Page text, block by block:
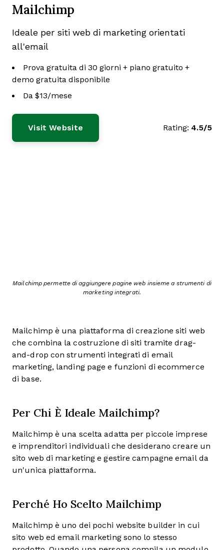
Mailchimp
Ideale per siti web di marketing orientati
all'email
Prova gratuita di 30 giorni + piano gratuito +
demo gratuita disponibile
Da $13/mese
Visit Website Rating: 4.5/5
Mailchimp permette di aggiungere pagine web insieme a strumenti di
marketing integrati.
Mailchimp è una piattaforma di creazione siti web
che combina la costruzione di siti tramite drag-
and-drop con strumenti integrati di email
marketing, landing page e funzioni di ecommerce
di base.
Per Chi È Ideale Mailchimp?
Mailchimp è una scelta adatta per piccole imprese
e imprenditori individuali che desiderano creare un
sito web di marketing e gestire campagne email da
un'unica piattaforma.
Perché Ho Scelto Mailchimp
Mailchimp è uno dei pochi website builder in cui
sito web ed email marketing sono lo stesso